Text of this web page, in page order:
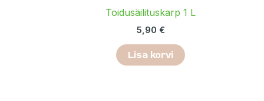
Toidusäilituskarp 1 L
5,90 €
Lisa korvi